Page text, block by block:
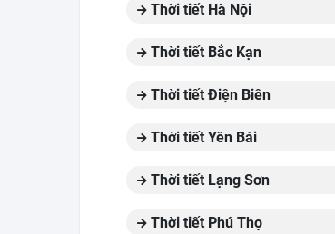
Thời tiết Hà Nội
Thời tiết Bắc Kạn
Thời tiết Điện Biên
Thời tiết Yên Bái
Thời tiết Lạng Sơn
Thời tiết Phú Thọ